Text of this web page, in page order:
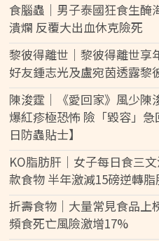
食腦蟲｜男子泰國狂食生醃
潰爛 反覆大出血休克險死
黎彼得離世｜黎彼得離世享
好友鍾志光及盧宛茵透露黎
陳浚霆｜《愛回家》風少陳
爆紅疹極恐怖 險「毀容」
日防蟲貼士】
KO脂肪肝｜女子每日食三
款食物 半年激減15磅逆轉脂
折壽食物｜大量常見食品
頻食死亡風險激增17%